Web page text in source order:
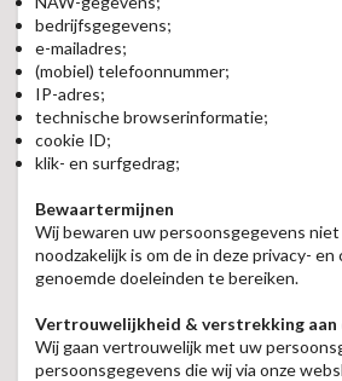
bedrijfsgegevens;
e-mailadres;
(mobiel) telefoonnummer;
IP-adres;
technische browserinformatie;
cookie ID;
klik- en surfgedrag;
Bewaartermijnen
Wij bewaren uw persoonsgegevens niet
noodzakelijk is om de in deze privacy-
genoemde doeleinden te bereiken.
Vertrouwelijkheid & verstrekking aan
Wij gaan vertrouwelijk met uw
persoonsgegevens die wij via onze